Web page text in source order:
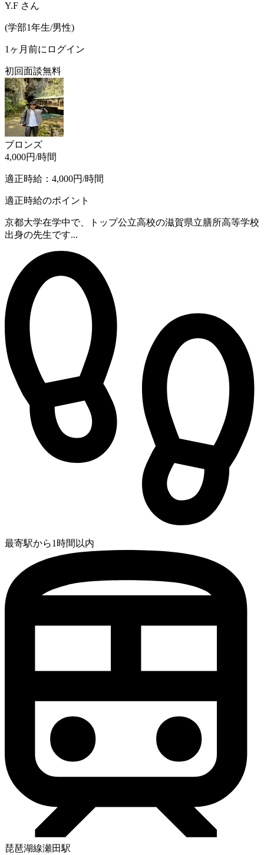
Y.F さん
(学部1年生/男性)
1ヶ月前にログイン
初回面談無料
ブロンズ
4,000円/時間
適正時給： 4,000円/時間
適正時給のポイント
京都大学在学中で、トップ公立高校の滋賀県立膳所高等学校
出身の先生です...
最寄駅から1時間以内
琵琶湖線瀬田駅